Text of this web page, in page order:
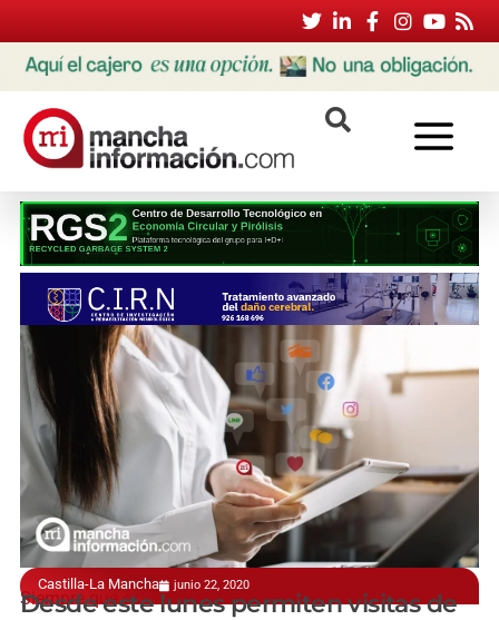
Castilla-La Mancha junio 22, 2020
Siempre que estén libres de COVID
Desde este lunes permiten visitas de